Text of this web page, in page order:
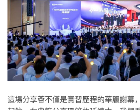
這場分享薈不僅是實習歷程的華麗謝幕